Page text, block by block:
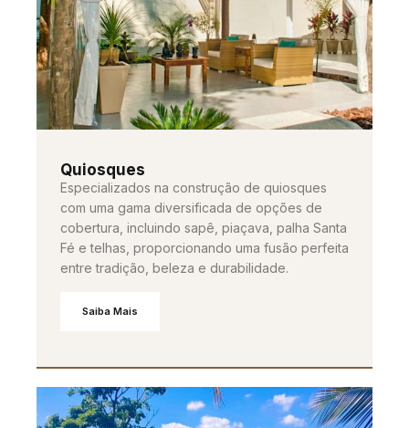
Quiosques
Especializados na construção de quiosques
com uma gama diversificada de opções de
cobertura, incluindo sapê, piaçava, palha Santa
Fé e telhas, proporcionando uma fusão perfeita
entre tradição, beleza e durabilidade.
Saiba Mais